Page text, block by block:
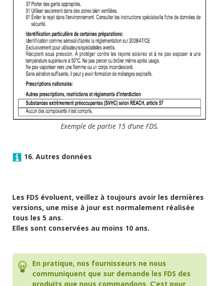
Exemple de partie 15 d’une FDS.
16. Autres données
Les FDS évoluent, veillez à toujours avoir les dernières
versions, une mise à jour est normalement réalisée
tous les 5 ans.
Elles sont conservées au moins 10 ans.
En pratique, nos fournisseurs ne nous
communiquent que sur demande les FDS des
produits que nous commandons. C’est pour